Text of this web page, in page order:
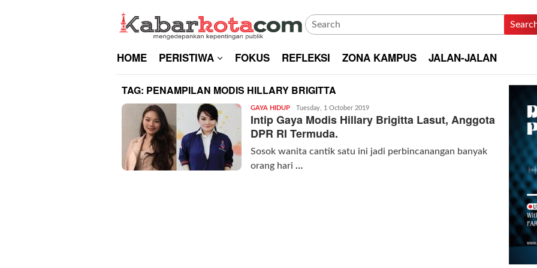
HOME PERISTIWA FOKUS REFLEKSI ZONA KAMPUS JALAN-JALAN
TAG: PENAMPILAN MODIS HILLARY BRIGITTA
GAYA HIDUP Redaksi
|
kabarkota
Tuesday, 1 October 2019
Intip Gaya Modis Hillary Brigitta Lasut, Anggota
DPR RI Termuda.
Sosok wanita cantik satu ini jadi perbincanangan banyak
orang hari …